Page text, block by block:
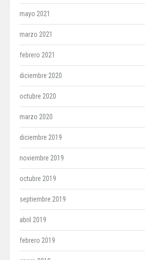
mayo 2021
marzo 2021
febrero 2021
diciembre 2020
octubre 2020
marzo 2020
diciembre 2019
noviembre 2019
octubre 2019
septiembre 2019
abril 2019
febrero 2019